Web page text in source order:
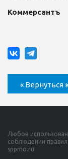
Коммерсантъ
« Вернуться
Любое
соблюдении правил
sppmo.ru